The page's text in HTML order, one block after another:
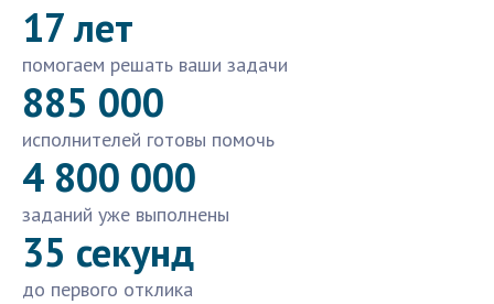
17 лет
помогаем решать ваши задачи
885 000
исполнителей готовы помочь
4 800 000
заданий уже выполнены
35 секунд
до первого отклика